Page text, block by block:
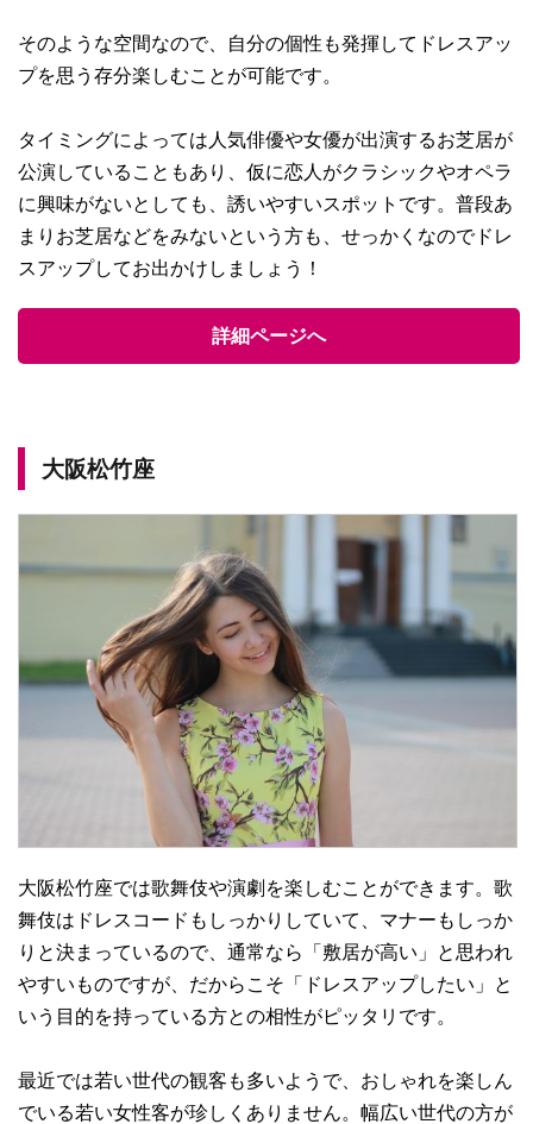
そのような空間なので、自分の個性も発揮してドレスアッ
プを思う存分楽しむことが可能です。
タイミングによっては人気俳優や女優が出演するお芝居が
公演していることもあり、仮に恋人がクラシックやオペラ
に興味がないとしても、誘いやすいスポットです。普段あ
まりお芝居などをみないという方も、せっかくなのでドレ
スアップしてお出かけしましょう！
詳細ページへ
大阪松竹座
大阪松竹座では歌舞伎や演劇を楽しむことができます。歌
舞伎はドレスコードもしっかりしていて、マナーもしっか
りと決まっているので、通常なら「敷居が高い」と思われ
やすいものですが、だからこそ「ドレスアップしたい」と
いう目的を持っている方との相性がピッタリです。
最近では若い世代の観客も多いようで、おしゃれを楽しん
でいる若い女性客が珍しくありません。幅広い世代の方が